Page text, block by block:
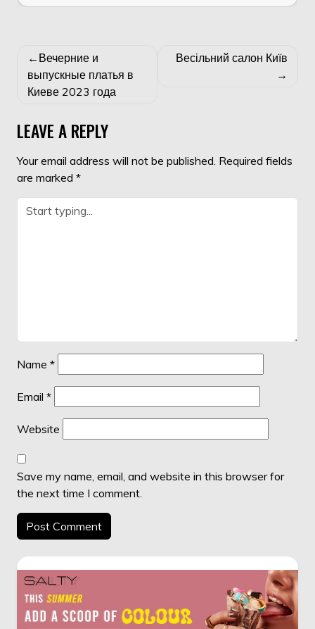
POST
NAVIGATION
Вечерние и
выпускные платья в
Киеве 2023 года
Весільний салон Київ
LEAVE A REPLY
Your email address will not be published. Required fields
are marked *
Name *
Email *
Website
Save my name, email, and website in this browser for
the next time I comment.